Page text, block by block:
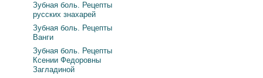
Зубная боль. Рецепты
русских знахарей
Зубная боль. Рецепты
Ванги
Зубная боль. Рецепты
Ксении Федоровны
Загладиной